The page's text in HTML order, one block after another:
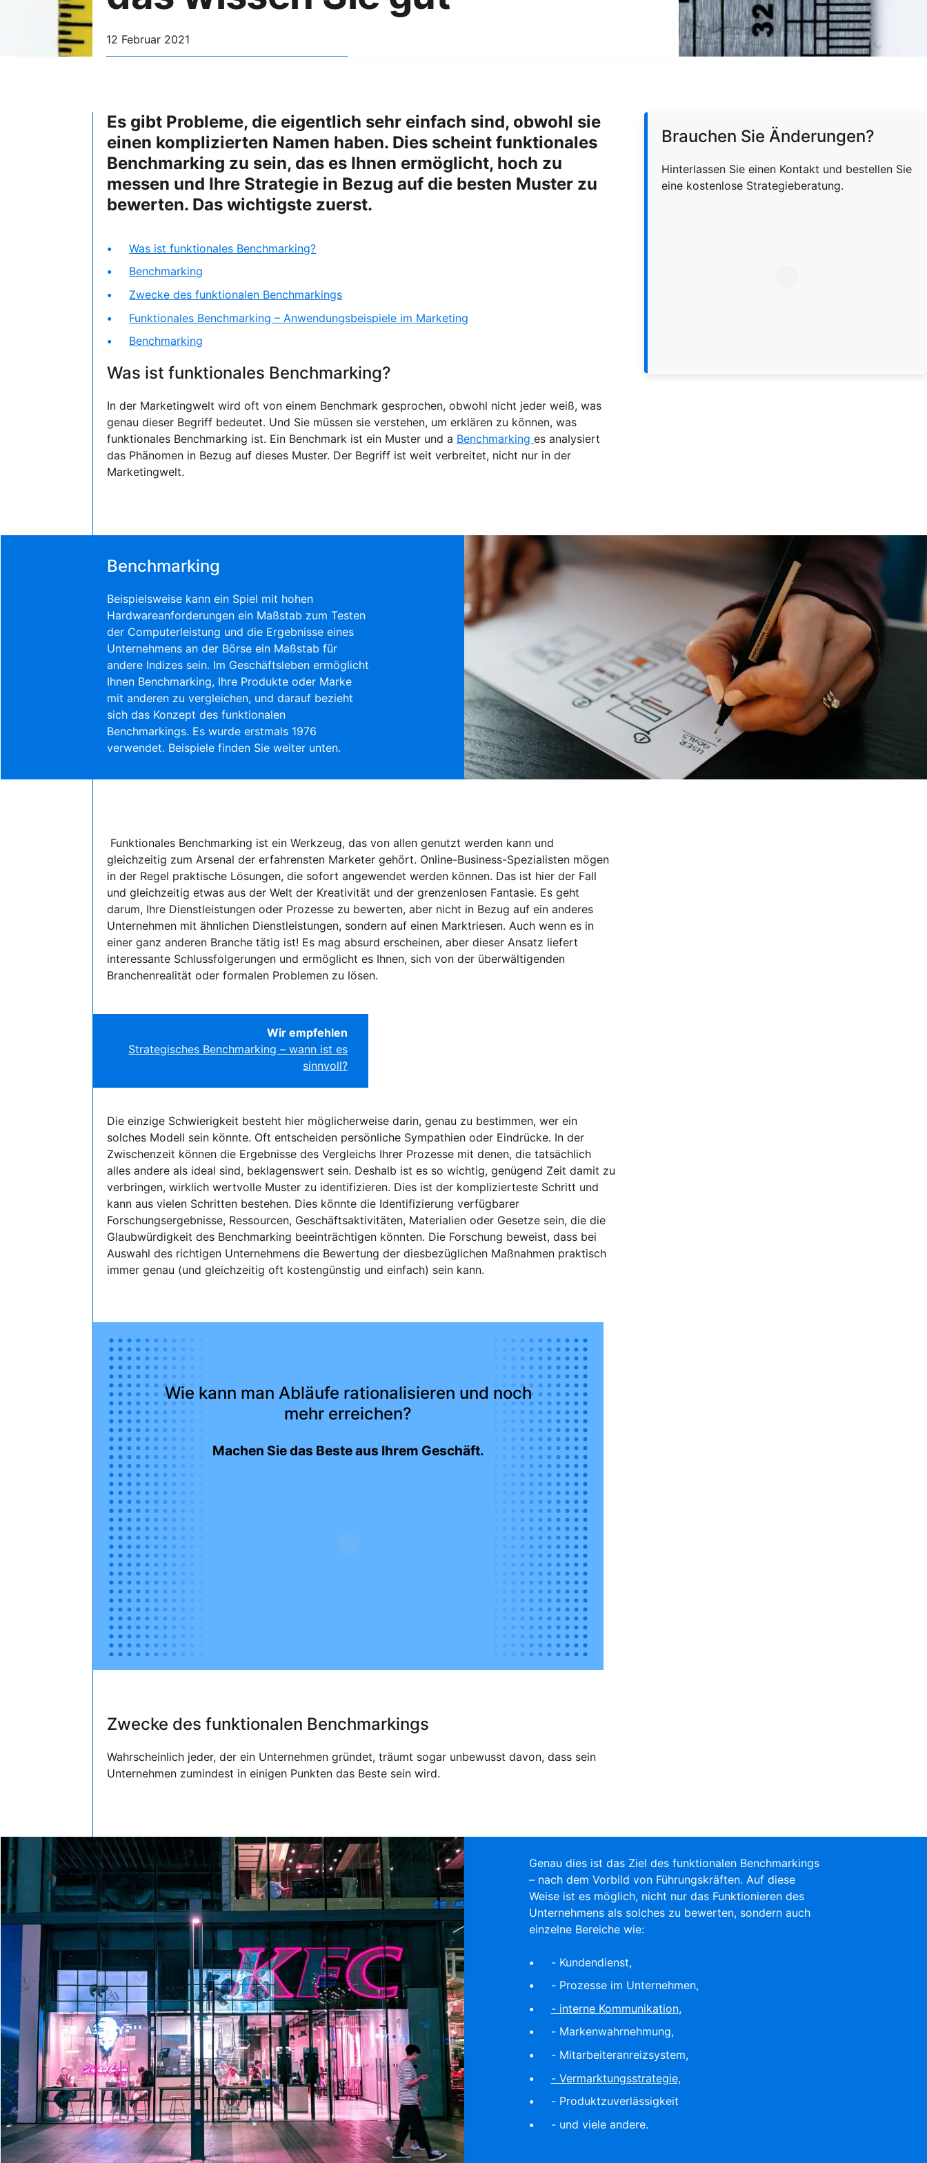
12 Februar 2021
Es gibt Probleme, die eigentlich sehr einfach sind, obwohl sie
einen komplizierten Namen haben. Dies scheint funktionales
Benchmarking zu sein, das es Ihnen ermöglicht, hoch zu
messen und Ihre Strategie in Bezug auf die besten Muster zu
bewerten. Das wichtigste zuerst.
Was ist funktionales Benchmarking?
Benchmarking
Zwecke des funktionalen Benchmarkings
Funktionales Benchmarking – Anwendungsbeispiele im Marketing
Benchmarking
Was ist funktionales Benchmarking?
In der Marketingwelt wird oft von einem Benchmark gesprochen, obwohl nicht jeder weiß, was
genau dieser Begriff bedeutet. Und Sie müssen sie verstehen, um erklären zu können, was
funktionales Benchmarking ist. Ein Benchmark ist ein Muster und a Benchmarkinges analysiert
das Phänomen in Bezug auf dieses Muster. Der Begriff ist weit verbreitet, nicht nur in der
Marketingwelt.
Benchmarking
Beispielsweise kann ein Spiel mit hohen
Hardwareanforderungen ein Maßstab zum Testen
der Computerleistung und die Ergebnisse eines
Unternehmens an der Börse ein Maßstab für
andere Indizes sein. Im Geschäftsleben ermöglicht
Ihnen Benchmarking, Ihre Produkte oder Marke
mit anderen zu vergleichen, und darauf bezieht
sich das Konzept des funktionalen
Benchmarkings. Es wurde erstmals 1976
verwendet. Beispiele finden Sie weiter unten.
Funktionales Benchmarking ist ein Werkzeug, das von allen genutzt werden kann und
gleichzeitig zum Arsenal der erfahrensten Marketer gehört. Online-Business-Spezialisten mögen
in der Regel praktische Lösungen, die sofort angewendet werden können. Das ist hier der Fall
und gleichzeitig etwas aus der Welt der Kreativität und der grenzenlosen Fantasie. Es geht
darum, Ihre Dienstleistungen oder Prozesse zu bewerten, aber nicht in Bezug auf ein anderes
Unternehmen mit ähnlichen Dienstleistungen, sondern auf einen Marktriesen. Auch wenn es in
einer ganz anderen Branche tätig ist! Es mag absurd erscheinen, aber dieser Ansatz liefert
interessante Schlussfolgerungen und ermöglicht es Ihnen, sich von der überwältigenden
Branchenrealität oder formalen Problemen zu lösen.
Wir empfehlen
Strategisches Benchmarking – wann ist es
sinnvoll?
Die einzige Schwierigkeit besteht hier möglicherweise darin, genau zu bestimmen, wer ein
solches Modell sein könnte. Oft entscheiden persönliche Sympathien oder Eindrücke. In der
Zwischenzeit können die Ergebnisse des Vergleichs Ihrer Prozesse mit denen, die tatsächlich
alles andere als ideal sind, beklagenswert sein. Deshalb ist es so wichtig, genügend Zeit damit zu
verbringen, wirklich wertvolle Muster zu identifizieren. Dies ist der komplizierteste Schritt und
kann aus vielen Schritten bestehen. Dies könnte die Identifizierung verfügbarer
Forschungsergebnisse, Ressourcen, Geschäftsaktivitäten, Materialien oder Gesetze sein, die die
Glaubwürdigkeit des Benchmarking beeinträchtigen könnten. Die Forschung beweist, dass bei
Auswahl des richtigen Unternehmens die Bewertung der diesbezüglichen Maßnahmen praktisch
immer genau (und gleichzeitig oft kostengünstig und einfach) sein kann.
Wie kann man Abläufe rationalisieren und noch
mehr erreichen?
Machen Sie das Beste aus Ihrem Geschäft.
Zwecke des funktionalen Benchmarkings
Wahrscheinlich jeder, der ein Unternehmen gründet, träumt sogar unbewusst davon, dass sein
Unternehmen zumindest in einigen Punkten das Beste sein wird.
Genau dies ist das Ziel des funktionalen Benchmarkings
– nach dem Vorbild von Führungskräften. Auf diese
Weise ist es möglich, nicht nur das Funktionieren des
Unternehmens als solches zu bewerten, sondern auch
einzelne Bereiche wie:
- Kundendienst,
- Prozesse im Unternehmen,
- interne Kommunikation,
- Markenwahrnehmung,
- Mitarbeiteranreizsystem,
- Vermarktungsstrategie,
- Produktzuverlässigkeit
- und viele andere.
Brauchen Sie Änderungen?
Hinterlassen Sie einen Kontakt und bestellen Sie
eine kostenlose Strategieberatung.